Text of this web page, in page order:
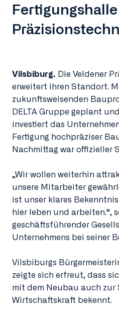
Vilsbiburg. Die Veldener
erweitert ihren Standort.
zukunftsweisenden
DELTA Gruppe geplant
investiert das
Fertigung hochpräziser
Nachmittag war offizieller
„Wir wollen weiterhin
unsere Mitarbeiter
ist unser klares
hier leben und arbeiten.“,
geschäftsführender
Unternehmens bei seiner
Vilsbiburgs
zeigte sich erfreut, dass
mit dem Neubau auch
Wirtschaftskraft bekennt.